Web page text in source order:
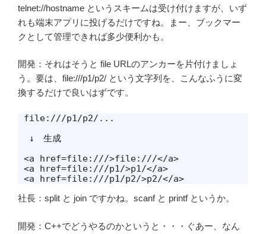
telnet://hostname というスキームは受け付けますが、いず
れも端末アプリに投げるだけですね。まー、ブックマー
クとして管理できれば多少便利かも。
開発：それはそうと file URLのアンカーを片付けましょ
う。要は、file:///p1/p2/ という文字列を、こんなふうに変
換するだけで良いはずです。
file:///p1/p2/...
<a href=file:///>file:///</a>
<a href=file:///p1/>p1/</a>
<a href=file:///p1/p2/>p2/</a>
社長：split と join ですかね。scanf と printf というか。
開発：C++でどうやるのかというと・・・ぐあー、なん